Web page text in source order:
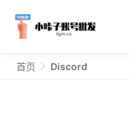
首页 Discord